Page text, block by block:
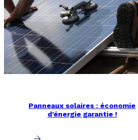
Panneaux solaires : économie
d’énergie garantie !